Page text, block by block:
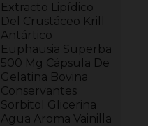
Extracto Lipídico
Del Crustáceo Krill
Antártico
Euphausia Superba
500 Mg Cápsula De
Gelatina Bovina
Conservantes
Sorbitol Glicerina
Agua Aroma Vainilla